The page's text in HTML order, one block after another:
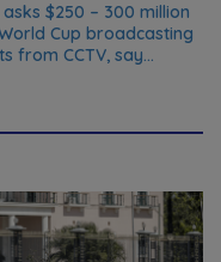
asks $250 – 300 million
Cup broadcasting
from CCTV, say